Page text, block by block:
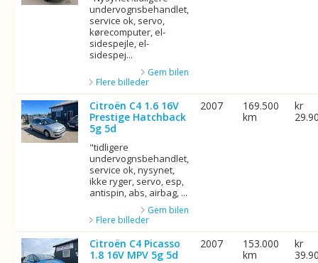
undervognsbehandlet,
service ok, servo,
kørecomputer, el-
sidespejle, el-
sidespej...
Gem bilen
Flere billeder
Citroën C4 1.6 16V
Prestige Hatchback
5g 5d
"tidligere
undervognsbehandlet,
service ok, nysynet,
ikke ryger, servo, esp,
antispin, abs, airbag, ...
Gem bilen
Flere billeder
2007
169.500
km
kr
Citroën C4 Picasso
1.8 16V MPV 5g 5d
2007
153.000
km
kr